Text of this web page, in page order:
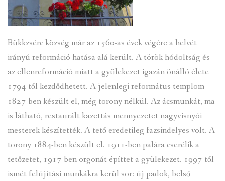
ADATVÉDELEM
KÖZÉRDEKŰ ADATOK
Bükkzsérc község már az 1560-as évek végére a helvét
irányú reformáció hatása alá került. A török hódoltság és
az ellenreformáció miatt a gyülekezet igazán önálló élete
1794-től kezdődhetett. A jelenlegi református templom
1827-ben készült el, még torony nélkül. Az ácsmunkát, ma
is látható, restaurált kazettás mennyezetet nagyvisnyói
mesterek készítették. A tető eredetileg fazsindelyes volt. A
torony 1884-ben készült el. 1911-ben palára cserélik a
tetőzetet, 1917-ben orgonát építtet a gyülekezet. 1997-től
ismét felújítási munkákra kerül sor: új padok, belső